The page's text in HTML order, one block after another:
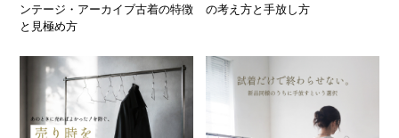
ンテージ・アーカイブ古着の特徴
と見極め方
の考え方と手放し方